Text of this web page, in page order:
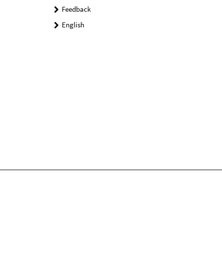
Feedback
English